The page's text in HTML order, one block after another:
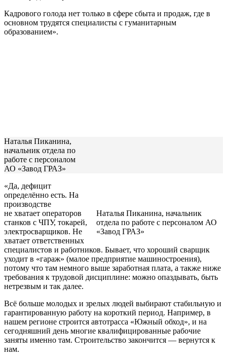
Кадрового голода нет только в сфере сбыта и продаж, где в
основном трудятся специалисты с гуманитарным
образованием».
Наталья Пиканина, начальник
отдела по работе с персоналом АО
«Завод ГРАЗ»
Наталья Пиканина,
начальник отдела по
работе с персоналом
АО «Завод ГРАЗ»
«Да, дефицит
определённо есть. На
производстве
не хватает операторов
станков с ЧПУ, токарей,
электросварщиков. Не
хватает ответственных
специалистов и работников. Бывает, что хороший сварщик
уходит в «гараж» (малое предприятие машиностроения),
потому что там немного выше заработная плата, а также ниже
требования к трудовой дисциплине: можно опаздывать, быть
нетрезвым и так далее.
Всё больше молодых и зрелых людей выбирают стабильную и
гарантированную работу на короткий период. Например, в
нашем регионе строится автотрасса «Южный обход», и на
сегодняшний день многие квалифицированные рабочие
заняты именно там. Строительство закончится — вернутся к
нам.